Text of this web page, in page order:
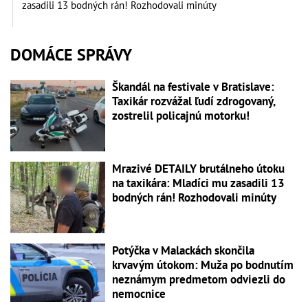
zasadili 13 bodných rán! Rozhodovali minúty
DOMÁCE SPRÁVY
Škandál na festivale v Bratislave:
Taxikár rozvážal ľudí zdrogovaný,
zostrelil policajnú motorku!
Mrazivé DETAILY brutálneho útoku
na taxikára: Mladíci mu zasadili 13
bodných rán! Rozhodovali minúty
Potýčka v Malackách skončila
krvavým útokom: Muža po bodnutím
neznámym predmetom odviezli do
nemocnice